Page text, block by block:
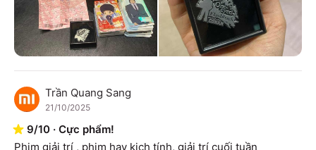
T Trần Quang Sang
21/10/2025
9/10 · Cực phẩm!
Phim giải trí , phim hay kịch tính, giải trí cuối tuần